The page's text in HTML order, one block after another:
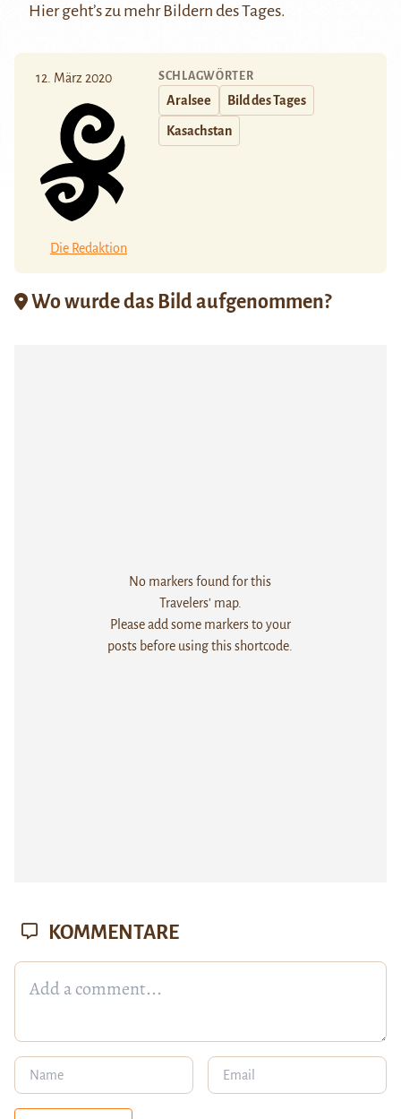
Hiergeht’s zu mehr Bildern des Tages.
12. März 2020
Die Redaktion
SCHLAGWÖRTER
Aralsee Bild des Tages
Kasachstan
Wo wurde das Bild aufgenommen?
No markers found for this
Travelers' map.
Please add some markers to your
posts before using this shortcode.
KOMMENTARE